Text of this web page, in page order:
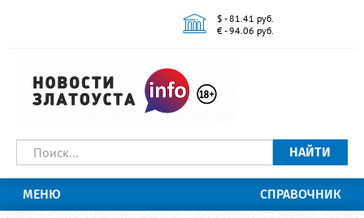
$ - 81.41 руб.
€ - 94.06 руб.
НАЙТИ
МЕНЮ СПРАВОЧНИК